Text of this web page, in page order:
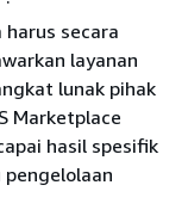
secara
layanan
lunak pihak
Marketplace
hasil spesifik